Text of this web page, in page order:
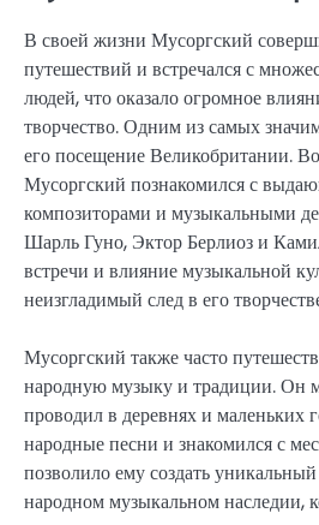
В своей жизни Мусоргский
путешествий и встречался с
людей, что оказало огромное
творчество. Одним из самых
его посещение Великобритании.
Мусоргский познакомился с
композиторами и музыкальными
Шарль Гуно, Эктор Берлиоз и
встречи и влияние музыкальной
неизгладимый след в его
Мусоргский также часто
народную музыку и традиции. Он
проводил в деревнях и маленьких
народные песни и знакомился с
позволило ему создать
народном музыкальном наследии,